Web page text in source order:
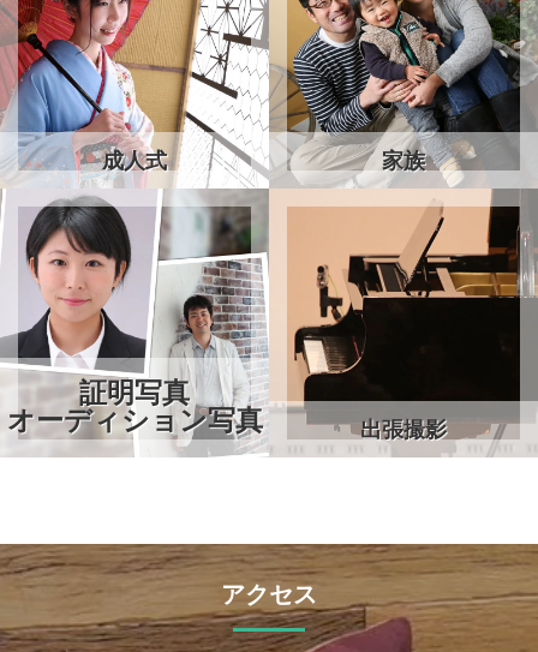
成人式 家族
証明写真
オーディション写真
出張撮影
アクセス